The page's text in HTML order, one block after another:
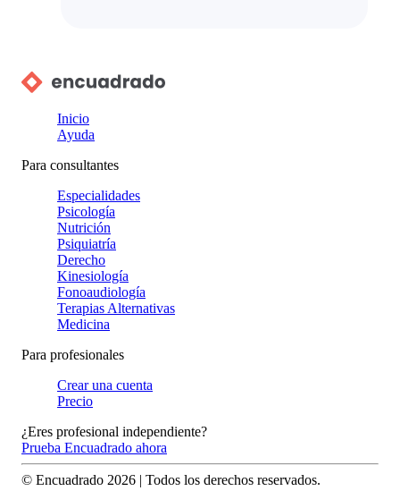
Inicio
Ayuda
Para consultantes
Especialidades
Psicología
Nutrición
Psiquiatría
Derecho
Kinesiología
Fonoaudiología
Terapias Alternativas
Medicina
Para profesionales
Crear una cuenta
Precio
¿Eres profesional independiente?
Prueba Encuadrado ahora
© Encuadrado 2026 | Todos los derechos reservados.